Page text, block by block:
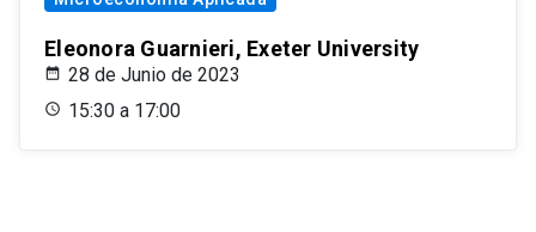
Eleonora Guarnieri, Exeter University
28 de Junio de 2023
15:30 a 17:00